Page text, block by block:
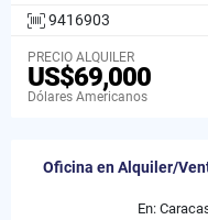
9416903
PRECIO ALQUILER
US$69,000
Dólares Americanos
Oficina en Alquiler/
En: